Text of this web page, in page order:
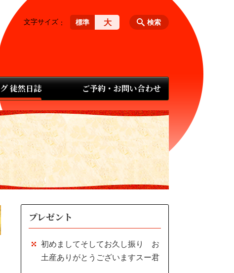
徒然日誌 ご予約・お問い合わせ
検索
文字サイズ 標準 大
プレゼント
初めましてそしてお久し振り お
土産ありがとうございますスー君